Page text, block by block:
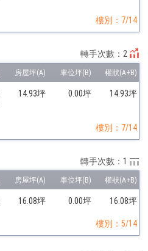
樓別：7/14
14.93坪 0.00坪 14.93坪
樓別：7/14
轉手次數：2
16.08坪 0.00坪 16.08坪
樓別：5/14
轉手次數：1